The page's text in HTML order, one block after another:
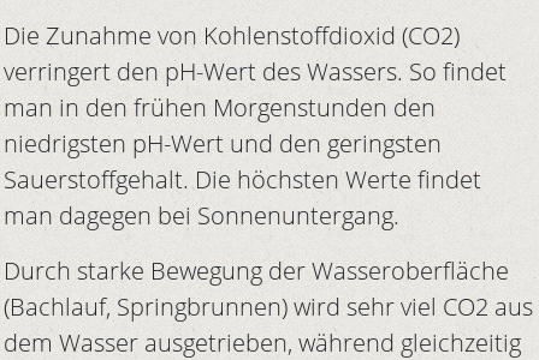
Die Zunahme von Kohlenstoffdioxid (CO2)
verringert den pH-Wert des Wassers. So findet
man in den frühen Morgenstunden den
niedrigsten pH-Wert und den geringsten
Sauerstoffgehalt. Die höchsten Werte findet
man dagegen bei Sonnenuntergang.
Durch starke Bewegung der Wasseroberfläche
(Bachlauf, Springbrunnen) wird sehr viel CO2 aus
dem Wasser ausgetrieben, während gleichzeitig